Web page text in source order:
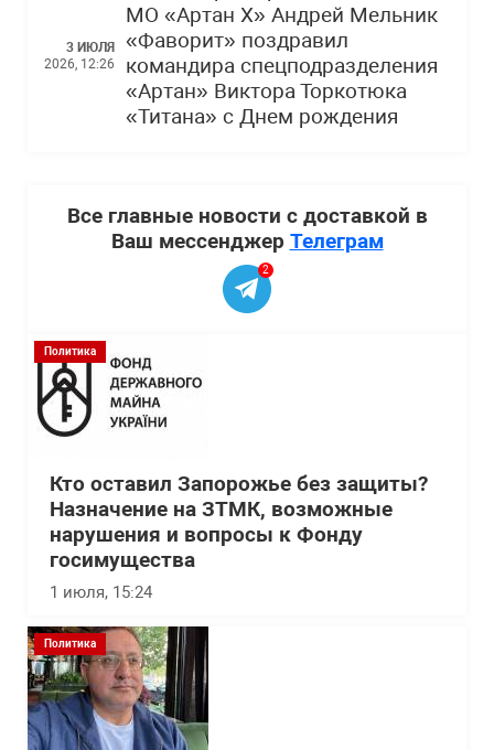
3 ИЮЛЯ
2026, 12:26
МО «Артан Х» Андрей Мельник
«Фаворит» поздравил
командира спецподразделения
«Артан» Виктора Торкотюка
«Титана» с Днем рождения
Все главные новости с доставкой в
Ваш мессенджер Телеграм
2
Политика
Кто оставил Запорожье без защиты?
Назначение на ЗТМК, возможные
нарушения и вопросы к Фонду
госимущества
1 июля, 15:24
Политика